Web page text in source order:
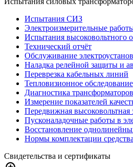
Испытания СИЗ
Электроизмерительные
Испытания высоковольтного
Технический отчёт
Обслуживание
Наладка релейной защиты и
Переврезка кабельных линий
Тепловизионное обследование
Диагностика трансформаторов
Измерение показателей
Передвижная высоковольтная
Пусконаладочные работы в
Восстановление
Нормы комплектации
Свидетельства и сертификаты